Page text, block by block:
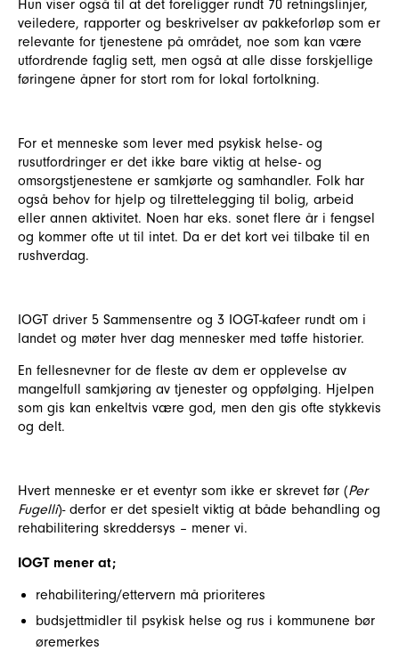
Hun viser også til at det foreligger rundt 70 retningslinjer,
veiledere, rapporter og beskrivelser av pakkeforløp som er
relevante for tjenestene på området, noe som kan være
utfordrende faglig sett, men også at alle disse forskjellige
føringene åpner for stort rom for lokal fortolkning.
For et menneske som lever med psykisk helse- og
rusutfordringer er det ikke bare viktig at helse- og
omsorgstjenestene er samkjørte og samhandler. Folk har
også behov for hjelp og tilrettelegging til bolig, arbeid
eller annen aktivitet. Noen har eks. sonet flere år i fengsel
og kommer ofte ut til intet. Da er det kort vei tilbake til en
rushverdag.
IOGT driver 5 Sammensentre og 3 IOGT-kafeer rundt om i
landet og møter hver dag mennesker med tøffe historier.
En fellesnevner for de fleste av dem er opplevelse av
mangelfull samkjøring av tjenester og oppfølging. Hjelpen
som gis kan enkeltvis være god, men den gis ofte stykkevis
og delt.
Hvert menneske er et eventyr som ikke er skrevet før (Per
Fugelli)- derfor er det spesielt viktig at både behandling og
rehabilitering skreddersys – mener vi.
IOGT mener at;
rehabilitering/ettervern må prioriteres
budsjettmidler til psykisk helse og rus i kommunene bør
øremerkes